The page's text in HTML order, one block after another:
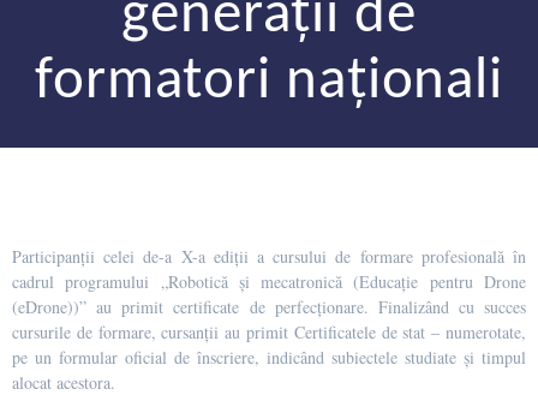
generații de
formatori naționali
Participanții celei de-a X-a ediții a cursului de formare profesională în
cadrul programului „Robotică și mecatronică (Educație pentru Drone
(eDrone))” au primit certificate de perfecționare. Finalizând cu succes
cursurile de formare, cursanții au primit Certificatele de stat – numerotate,
pe un formular oficial de înscriere, indicând subiectele studiate și timpul
alocat acestora.